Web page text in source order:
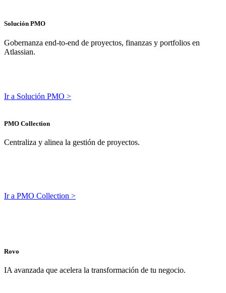
Solución PMO
Gobernanza end-to-end de proyectos, finanzas y portfolios en
Atlassian.
Ir a Solución PMO >
PMO Collection
Centraliza y alinea la gestión de proyectos.
Ir a PMO Collection >
Rovo
IA avanzada que acelera la transformación de tu negocio.